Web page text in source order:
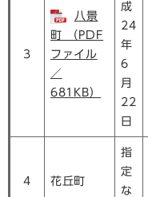
3
八景
町 （PDF
ファイル
／
681KB）
成
24
年
6
月
22
日
4 花丘町
指
定
な